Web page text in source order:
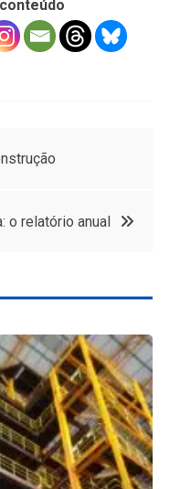
o relatório anual